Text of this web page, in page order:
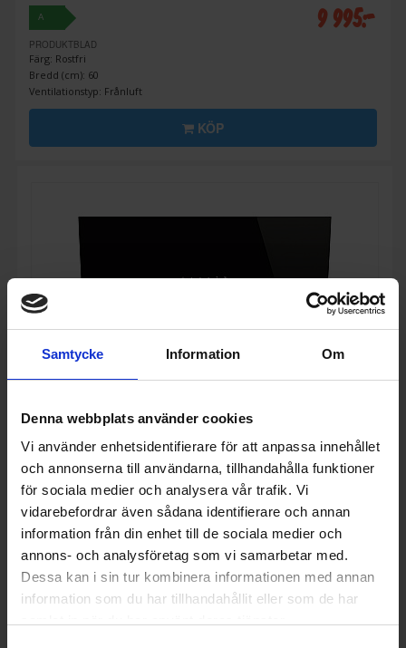
Samtycke Information Om
Denna webbplats använder cookies
Vi använder enhetsidentifierare för att anpassa innehållet
och annonserna till användarna, tillhandahålla funktioner
för sociala medier och analysera vår trafik. Vi
vidarebefordrar även sådana identifierare och annan
information från din enhet till de sociala medier och
annons- och analysföretag som vi samarbetar med.
Dessa kan i sin tur kombinera informationen med annan
information som du har tillhandahållit eller som de har
A
PRODUKTBLAD
Färg: Rostfri
Bredd (cm): 60
Ventilationstyp: Frånluft
9 995:-
KÖP
Vägghängd fläkt
SmegKV26N
A
PRODUKTBLAD
Färg: Svart
Bredd (cm): 60
10 995:-